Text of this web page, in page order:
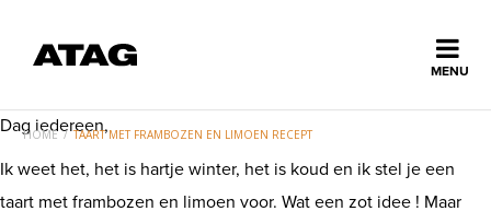
MENU
Home
HOME / TAART MET FRAMBOZEN EN LIMOEN RECEPT
Dag iedereen,
Ik weet het, het is hartje winter, het is koud en ik stel je een
taart met frambozen en limoen voor. Wat een zot idee ! Maar